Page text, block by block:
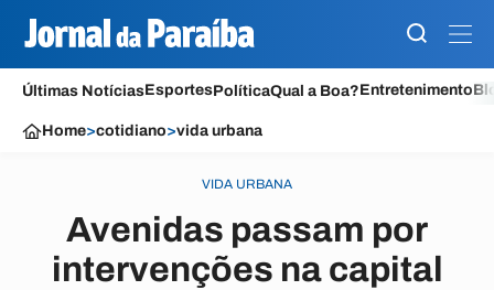
Últimas NotíciasEsportesPolíticaQual a Boa?Entretenimento
Home>cotidiano>vida urbana
VIDA URBANA
Avenidas passam por
intervenções na capital